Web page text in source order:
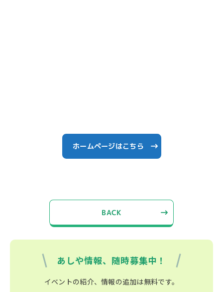
ホームページはこちら
BACK
あしや情報、随時募集中！
イベントの紹介、情報の追加は無料です。